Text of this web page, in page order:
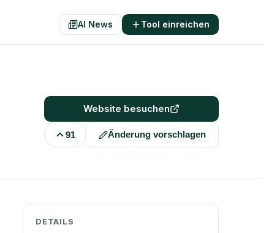
AI News Tool einreichen
Website besuchen
91 Änderung vorschlagen
DETAILS